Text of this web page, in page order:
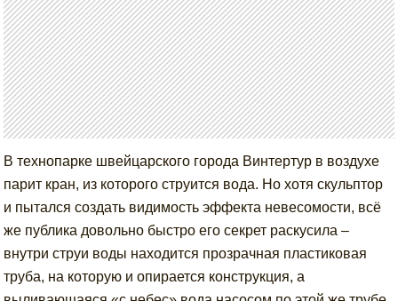
В технопарке швейцарского города Винтертур в воздухе
парит кран, из которого струится вода. Но хотя скульптор
и пытался создать видимость эффекта невесомости, всё
же публика довольно быстро его секрет раскусила –
внутри струи воды находится прозрачная пластиковая
труба, на которую и опирается конструкция, а